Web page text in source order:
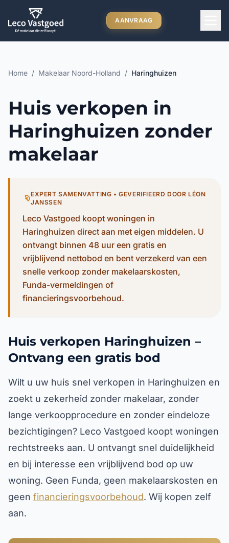
Ga direct naar inhoud
AANVRAAG
Home / Makelaar Noord-Holland / Haringhuizen
Huis verkopen in
Haringhuizen zonder
makelaar
EXPERT SAMENVATTING • GEVERIFIEERD DOOR LÉON
JANSSEN
Leco Vastgoed koopt woningen in
Haringhuizen direct aan met eigen middelen. U
ontvangt binnen 48 uur een gratis en
vrijblijvend nettobod en bent verzekerd van een
snelle verkoop zonder makelaarskosten,
Funda-vermeldingen of
financieringsvoorbehoud.
Huis verkopen Haringhuizen –
Ontvang een gratis bod
Wilt u uw huis snel verkopen in Haringhuizen en
zoekt u zekerheid zonder makelaar, zonder
lange verkoopprocedure en zonder eindeloze
bezichtigingen? Leco Vastgoed koopt woningen
rechtstreeks aan. U ontvangt snel duidelijkheid
en bij interesse een vrijblijvend bod op uw
woning. Geen Funda, geen makelaarskosten en
geen financieringsvoorbehoud. Wij kopen zelf
aan.